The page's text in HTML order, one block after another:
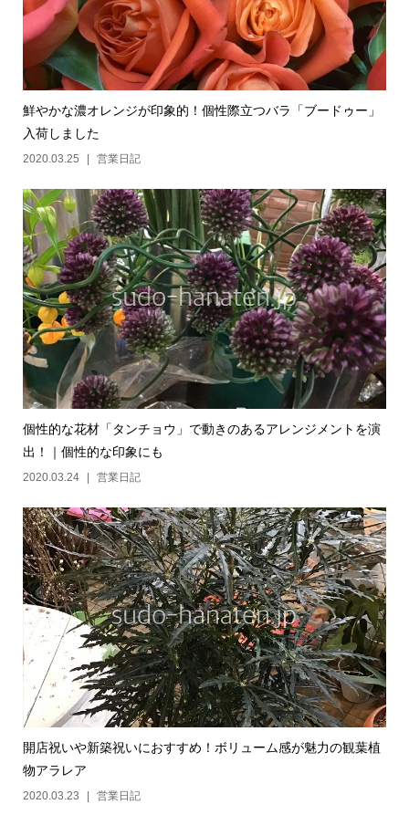
鮮やかな濃オレンジが印象的！個性際立つバラ「ブードゥー」
入荷しました
2020.03.25 営業日記
個性的な花材「タンチョウ」で動きのあるアレンジメントを演
出！｜個性的な印象にも
2020.03.24 営業日記
開店祝いや新築祝いにおすすめ！ボリューム感が魅力の観葉植
物アラレア
2020.03.23 営業日記